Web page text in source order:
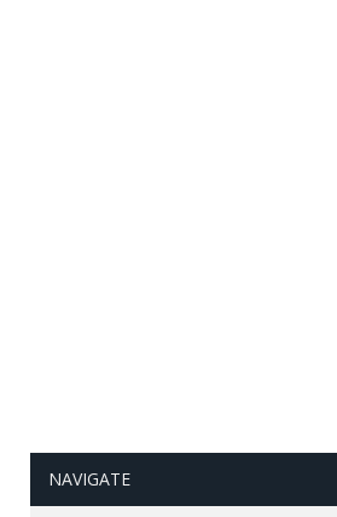
NAVIGATE